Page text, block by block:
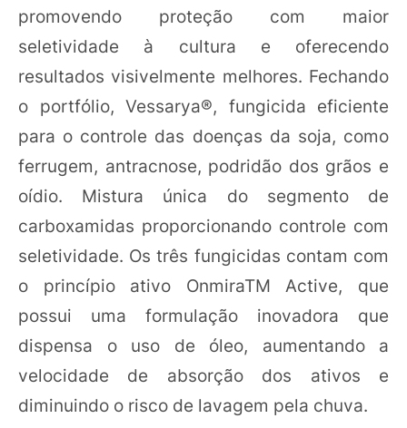
promovendo proteção com maior
seletividade à cultura e oferecendo
resultados visivelmente melhores. Fechando
o portfólio, Vessarya®, fungicida eficiente
para o controle das doenças da soja, como
ferrugem, antracnose, podridão dos grãos e
oídio. Mistura única do segmento de
carboxamidas proporcionando controle com
seletividade. Os três fungicidas contam com
o princípio ativo OnmiraTM Active, que
possui uma formulação inovadora que
dispensa o uso de óleo, aumentando a
velocidade de absorção dos ativos e
diminuindo o risco de lavagem pela chuva.